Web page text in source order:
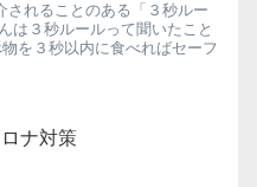
されることのある「３秒ルー
は３秒ルールって聞いたこと
を３秒以内に食べればセーフ
ナ対策